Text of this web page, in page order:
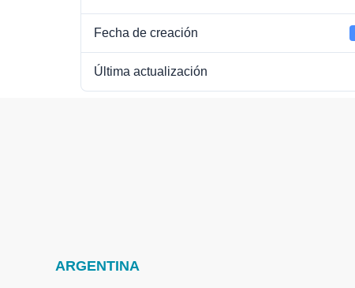
Fecha de creación
Última actualización
ARGENTINA